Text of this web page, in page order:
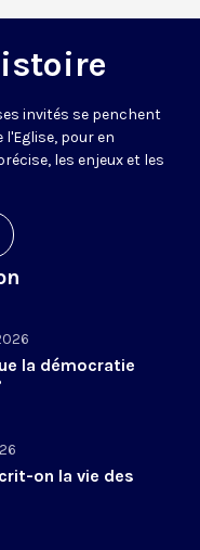
invités se penchent
pour en
les enjeux et les
la démocratie
on la vie des